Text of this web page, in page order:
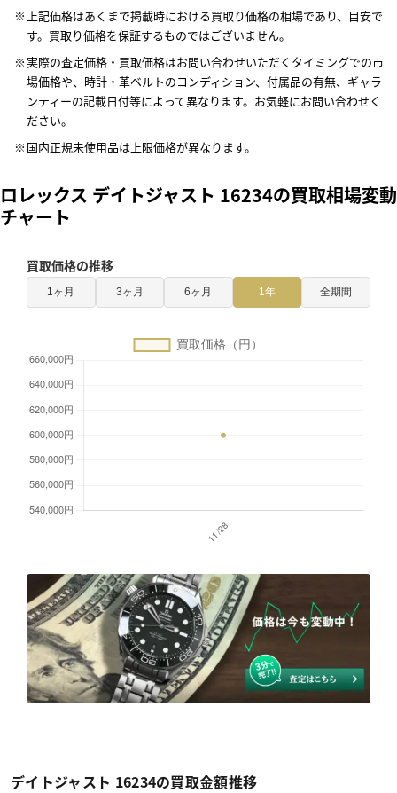
上記価格はあくまで掲載時における買取り価格の相場であり、目安で
す。買取り価格を保証するものではございません。
実際の査定価格・買取価格はお問い合わせいただくタイミングでの市
場価格や、時計・革ベルトのコンディション、付属品の有無、ギャラ
ンティーの記載日付等によって異なります。お気軽にお問い合わせく
ださい。
国内正規未使用品は上限価格が異なります。
ロレックス デイトジャスト 16234の買取相場変動
チャート
買取価格の推移
1ヶ月 3ヶ月 6ヶ月 1年 全期間
デイトジャスト 16234の買取金額推移